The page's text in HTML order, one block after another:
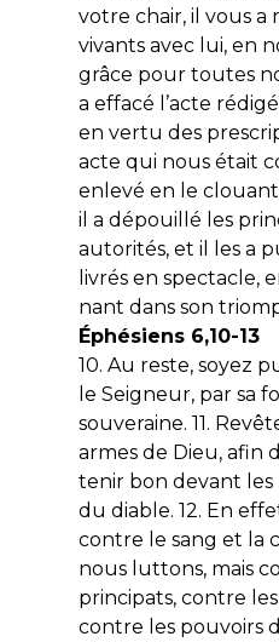
votre chair, il vous a
vivants avec lui, en
grâce pour toutes
a effacé l’acte
en vertu des
acte qui nous était
enlevé en le clouant
il a dépouillé les
autorités, et il les a
livrés en spectacle,
nant dans son
Éphésiens 6,10-­13
10. Au reste, soyez
le Seigneur, par sa
souveraine. 11.
armes de Dieu, afin
tenir bon devant
du diable. 12. En
contre le sang et la
nous luttons, mais
principats, contre
contre les pouvoirs